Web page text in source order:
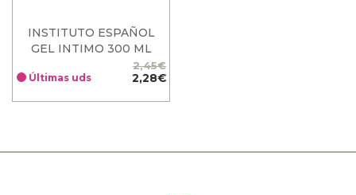
INSTITUTO ESPAÑOL
GEL INTIMO 300 ML
Precio
2,45€
Últimas uds
Precio 2,28€